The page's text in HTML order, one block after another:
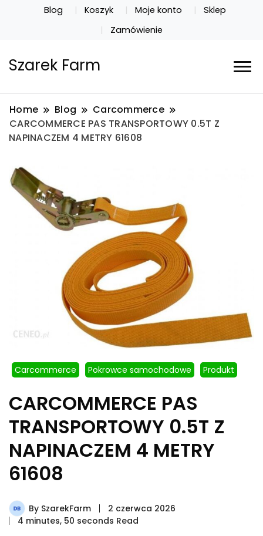
Blog Koszyk Moje konto
Sklep
Zamówienie
Szarek Farm
Home Blog
Carcommerce
CARCOMMERCE PAS TRANSPORTOWY 0.5T Z
NAPINACZEM 4 METRY 61608
Carcommerce Pokrowce samochodowe Produkt
CARCOMMERCE PAS
TRANSPORTOWY 0.5T Z
NAPINACZEM 4 METRY
61608
By SzarekFarm
2 czerwca 2026
4 minutes, 50 seconds Read